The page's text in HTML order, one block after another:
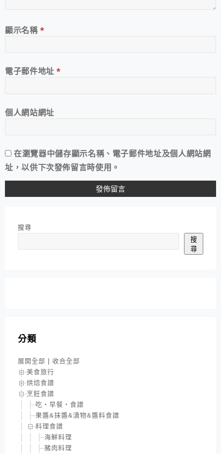
顯示名稱*
電子郵件地址*
個人網站網址
在瀏覽器中儲存顯示名稱、電子郵件地址及個人網站網
址，以供下次發佈留言時使用。
搜尋
搜
尋
分類
展開全部
收合全部
美食旅行
烘焙食譜
烹飪食譜
吃‧早餐‧食譜
果醬&抹醬&漬物&醬料食譜
料理食譜
海鮮料理
豬肉料理